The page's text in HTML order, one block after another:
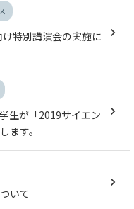
特別講演会の実施に
生が「2019サイエン
ます。
いて